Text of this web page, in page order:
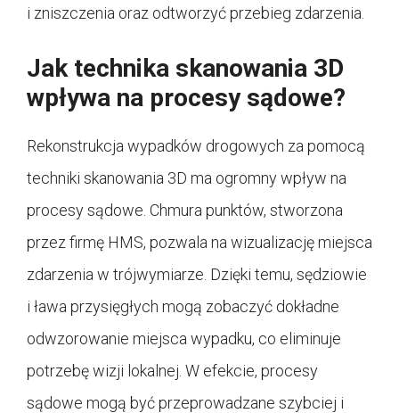
i zniszczenia oraz odtworzyć przebieg zdarzenia.
Jak technika skanowania 3D
wpływa na procesy sądowe?
Rekonstrukcja wypadków drogowych za pomocą
techniki skanowania 3D ma ogromny wpływ na
procesy sądowe. Chmura punktów, stworzona
przez firmę HMS, pozwala na wizualizację miejsca
zdarzenia w trójwymiarze. Dzięki temu, sędziowie
i ława przysięgłych mogą zobaczyć dokładne
odwzorowanie miejsca wypadku, co eliminuje
potrzebę wizji lokalnej. W efekcie, procesy
sądowe mogą być przeprowadzane szybciej i